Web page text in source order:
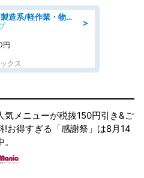
＞
製造スタッフ/工場・製造系/軽作業・物流系 祝い金5万 月30万超 土日休みで稼げる車のシート製造
円
クス
気メニューが税抜150円引き&ご
!お得すぎる「感謝祭」は8月14